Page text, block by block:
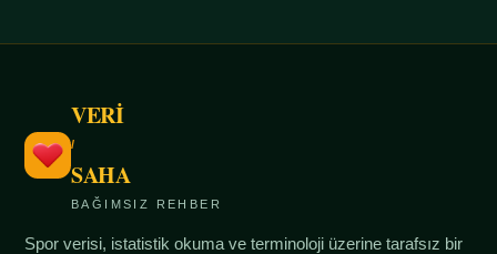
VERİ
/
SAHA
BAĞIMSIZ REHBER
Spor verisi, istatistik okuma ve terminoloji üzerine tarafsız bir